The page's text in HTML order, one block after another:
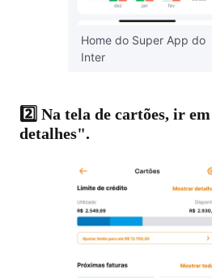
Home do Super App do
Inter
2️⃣ Na tela de cartões, ir
detalhes".